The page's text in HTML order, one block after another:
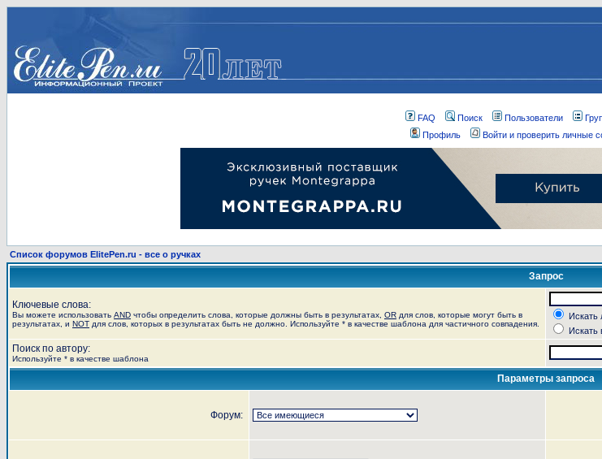
FAQ Поиск Пользователи
Профиль
Войти и проверить личные
Список форумов ElitePen.ru - все о ручках
Запрос
Ключевые слова:
Вы можете использовать AND чтобы определить слова, которые должны быть в результатах, OR для слов, которые могут быть в
результатах, и NOT для слов, которых в результатах быть не должно. Используйте * в качестве шаблона для частичного совпадения.
Искать
Искать
Поиск по автору:
Используйте * в качестве шаблона
Параметры запроса
Форум: